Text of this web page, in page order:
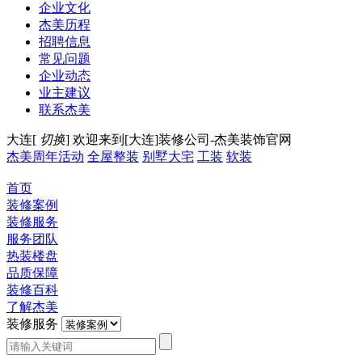
企业文化
杰美历程
招聘信息
常见问题
企业动态
业主建议
联系杰美
大连[ 切换] 欢迎来到[大连]装修公司-杰美装饰官网
杰美周年活动 全屋整装 别墅大宅 工装 软装
首页
装修案例
装修服务
服务团队
热装楼盘
品质保障
装修百科
了解杰美
装修服务